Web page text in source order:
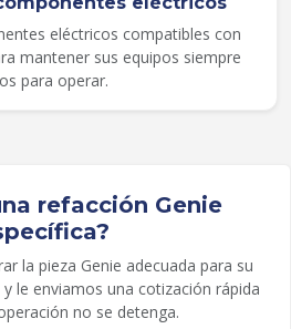
eléctricos compatibles con
mantener sus equipos siempre
para operar.
refacción Genie
la pieza Genie adecuada para su
le enviamos una cotización rápida
no se detenga.